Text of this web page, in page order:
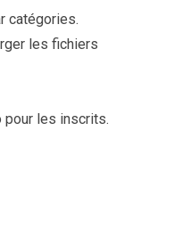
catégories.
les fichiers
pour les inscrits.